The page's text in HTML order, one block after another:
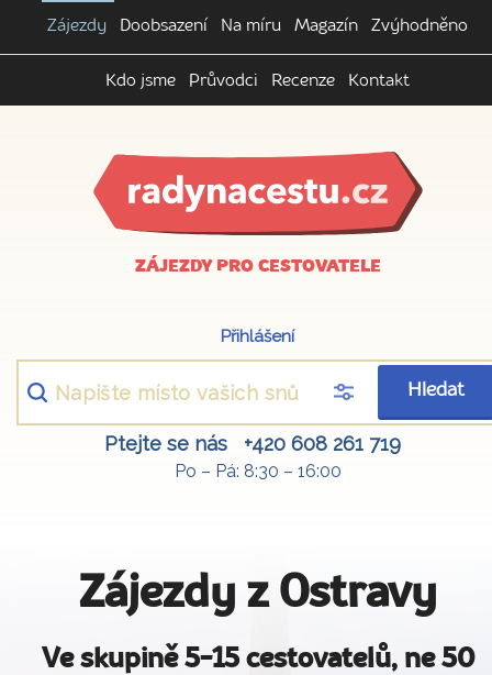
Zájezdy Doobsazení Na míru Magazín Zvýhodněno
Kdo jsme Průvodci Recenze Kontakt
ZÁJEZDY PRO CESTOVATELE
Přihlášení
Hledat
Ptejte se nás +420 608 261 719
Po – Pá: 8:30 – 16:00
Zájezdy z Ostravy
Ve skupině 5-15 cestovatelů, ne 50